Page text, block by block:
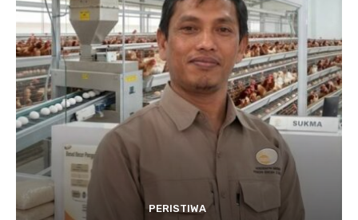
PERISTIWA